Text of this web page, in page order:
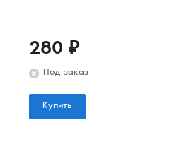
280 ₽
Под заказ
Купить